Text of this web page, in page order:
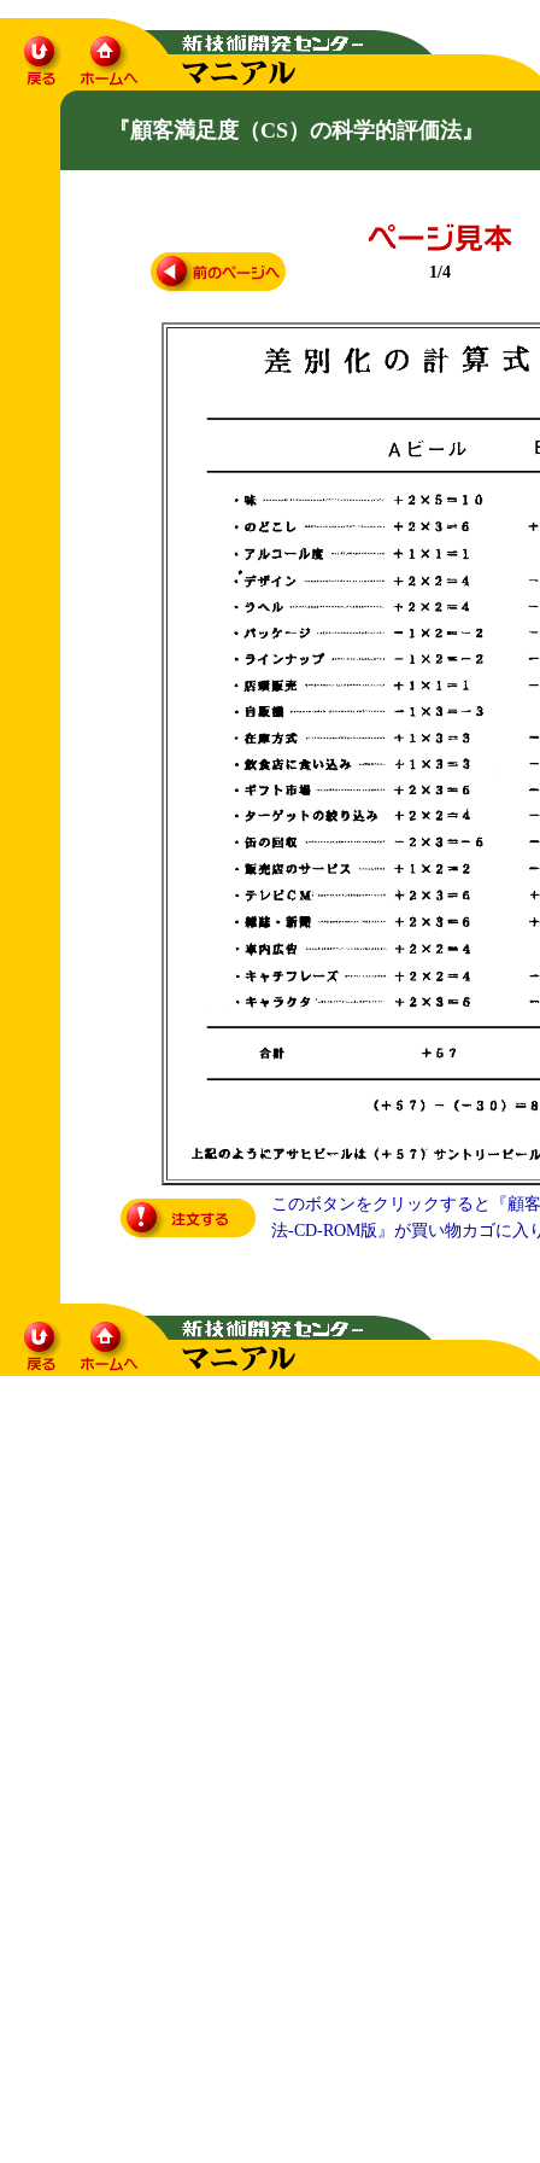
『顧客満足度（CS）の科学的評価法』
1/4
このボタンをクリックすると『顧
法‐CD-ROM版』が買い物カゴに入